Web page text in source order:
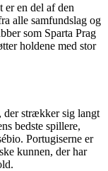
er en del af den
alle samfundslag og
som Sparta Prag
holdene med stor
der strækker sig langt
bedste spillere,
Portugiserne er
kunnen, der har